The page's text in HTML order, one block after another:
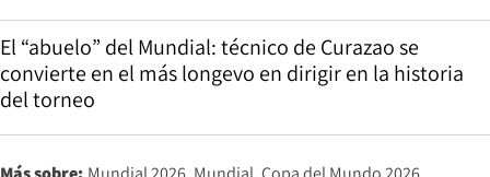
El “abuelo” del Mundial: técnico de Curazao se
convierte en el más longevo en dirigir en la historia
del torneo